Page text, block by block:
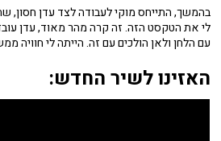
בהמשך, התייחס מוקי לעבודה לצד עדן חסון,
לי את הטקסט הזה. זה קרה מהר מאוד, עדן
עם הלחן ולאן הולכים עם זה. הייתה לי חוויה
האזינו לשיר החדש: